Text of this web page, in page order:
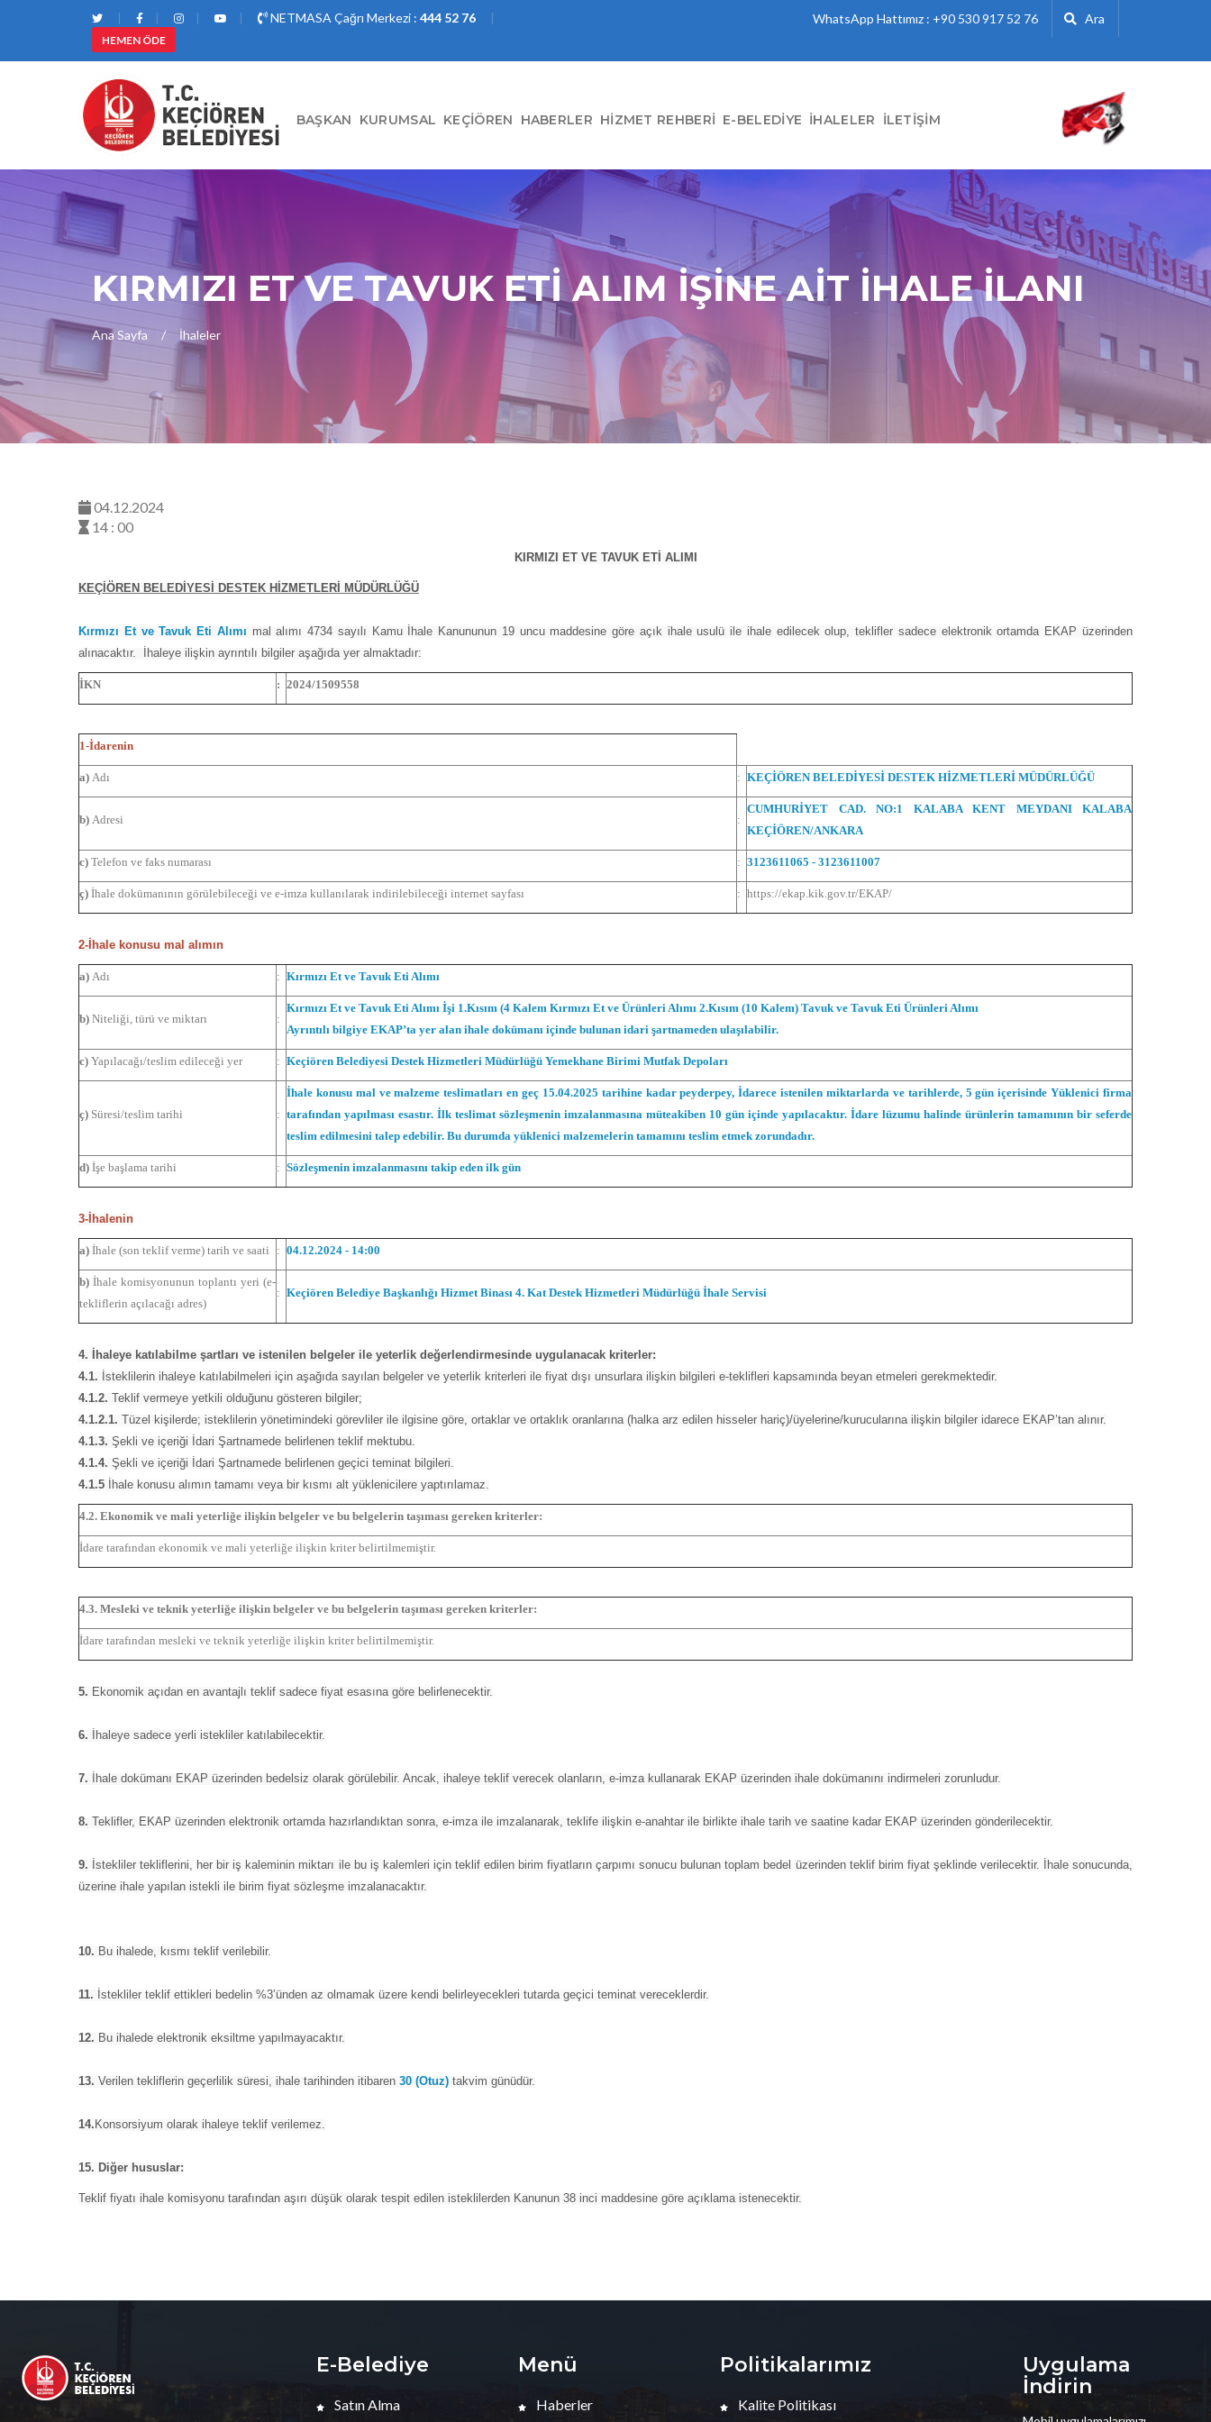
NETMASA Çağrı Merkezi : 444 52 76
HEMEN ÖDE
WhatsApp Hattımız : +90 530 917 52 76 Ara
BAŞKAN KURUMSAL KEÇIÖREN HABERLER HIZMET REHBERI E-BELEDIYE İHALELER İLETIŞIM
KIRMIZI ET VE TAVUK ETİ ALIM İŞİNE AİT İHALE İLANI
Ana Sayfa İhaleler
04.12.2024
14 : 00
KIRMIZI ET VE TAVUK ETİ ALIMI
KEÇİÖREN BELEDİYESİ DESTEK HİZMETLERİ MÜDÜRLÜĞÜ
Kırmızı Et ve Tavuk Eti Alımı mal alımı 4734 sayılı Kamu İhale Kanununun 19 uncu maddesine göre açık ihale usulü ile ihale edilecek olup, teklifler sadece elektronik ortamda EKAP üzerinden
alınacaktır. İhaleye ilişkin ayrıntılı bilgiler aşağıda yer almaktadır:
İKN : 2024/1509558
1-İdarenin
a) Adı : KEÇİÖREN BELEDİYESİ DESTEK HİZMETLERİ MÜDÜRLÜĞÜ
b) Adresi :
CUMHURİYET CAD. NO:1 KALABA KENT MEYDANI KALABA
KEÇİÖREN/ANKARA
c) Telefon ve faks numarası : 3123611065 - 3123611007
ç) İhale dokümanının görülebileceği ve e-imza kullanılarak indirilebileceği internet sayfası : https://ekap.kik.gov.tr/EKAP/
2-İhale konusu mal alımın
a) Adı : Kırmızı Et ve Tavuk Eti Alımı
b) Niteliği, türü ve miktarı :
Kırmızı Et ve Tavuk Eti Alımı İşi 1.Kısım (4 Kalem Kırmızı Et ve Ürünleri Alımı 2.Kısım (10 Kalem) Tavuk ve Tavuk Eti Ürünleri Alımı
Ayrıntılı bilgiye EKAP’ta yer alan ihale dokümanı içinde bulunan idari şartnameden ulaşılabilir.
c) Yapılacağı/teslim edileceği yer : Keçiören Belediyesi Destek Hizmetleri Müdürlüğü Yemekhane Birimi Mutfak Depoları
ç) Süresi/teslim tarihi :
İhale konusu mal ve malzeme teslimatları en geç 15.04.2025 tarihine kadar peyderpey, İdarece istenilen miktarlarda ve tarihlerde, 5 gün içerisinde Yüklenici firma
tarafından yapılması esastır. İlk teslimat sözleşmenin imzalanmasına müteakiben 10 gün içinde yapılacaktır. İdare lüzumu halinde ürünlerin tamamının bir seferde
teslim edilmesini talep edebilir. Bu durumda yüklenici malzemelerin tamamını teslim etmek zorundadır.
d) İşe başlama tarihi : Sözleşmenin imzalanmasını takip eden ilk gün
3-İhalenin
a) İhale (son teklif verme) tarih ve saati : 04.12.2024 - 14:00
b) İhale komisyonunun toplantı yeri (e-
tekliflerin açılacağı adres)
: Keçiören Belediye Başkanlığı Hizmet Binası 4. Kat Destek Hizmetleri Müdürlüğü İhale Servisi
4. İhaleye katılabilme şartları ve istenilen belgeler ile yeterlik değerlendirmesinde uygulanacak kriterler:
4.1. İsteklilerin ihaleye katılabilmeleri için aşağıda sayılan belgeler ve yeterlik kriterleri ile fiyat dışı unsurlara ilişkin bilgileri e-teklifleri kapsamında beyan etmeleri gerekmektedir.
4.1.2. Teklif vermeye yetkili olduğunu gösteren bilgiler;
4.1.2.1. Tüzel kişilerde; isteklilerin yönetimindeki görevliler ile ilgisine göre, ortaklar ve ortaklık oranlarına (halka arz edilen hisseler hariç)/üyelerine/kurucularına ilişkin bilgiler idarece EKAP’tan alınır.
4.1.3. Şekli ve içeriği İdari Şartnamede belirlenen teklif mektubu.
4.1.4. Şekli ve içeriği İdari Şartnamede belirlenen geçici teminat bilgileri.
4.1.5 İhale konusu alımın tamamı veya bir kısmı alt yüklenicilere yaptırılamaz.
4.2. Ekonomik ve mali yeterliğe ilişkin belgeler ve bu belgelerin taşıması gereken kriterler:
İdare tarafından ekonomik ve mali yeterliğe ilişkin kriter belirtilmemiştir.
4.3. Mesleki ve teknik yeterliğe ilişkin belgeler ve bu belgelerin taşıması gereken kriterler:
İdare tarafından mesleki ve teknik yeterliğe ilişkin kriter belirtilmemiştir.
5. Ekonomik açıdan en avantajlı teklif sadece fiyat esasına göre belirlenecektir.
6. İhaleye sadece yerli istekliler katılabilecektir.
7. İhale dokümanı EKAP üzerinden bedelsiz olarak görülebilir. Ancak, ihaleye teklif verecek olanların, e-imza kullanarak EKAP üzerinden ihale dokümanını indirmeleri zorunludur.
8. Teklifler, EKAP üzerinden elektronik ortamda hazırlandıktan sonra, e-imza ile imzalanarak, teklife ilişkin e-anahtar ile birlikte ihale tarih ve saatine kadar EKAP üzerinden gönderilecektir.
9. İstekliler tekliflerini, her bir iş kaleminin miktarı ile bu iş kalemleri için teklif edilen birim fiyatların çarpımı sonucu bulunan toplam bedel üzerinden teklif birim fiyat şeklinde verilecektir. İhale sonucunda,
üzerine ihale yapılan istekli ile birim fiyat sözleşme imzalanacaktır.
10. Bu ihalede, kısmı teklif verilebilir.
11. İstekliler teklif ettikleri bedelin %3’ünden az olmamak üzere kendi belirleyecekleri tutarda geçici teminat vereceklerdir.
12. Bu ihalede elektronik eksiltme yapılmayacaktır.
13. Verilen tekliflerin geçerlilik süresi, ihale tarihinden itibaren 30 (Otuz) takvim günüdür.
14. Konsorsiyum olarak ihaleye teklif verilemez.
15. Diğer hususlar:
Teklif fiyatı ihale komisyonu tarafından aşırı düşük olarak tespit edilen isteklilerden Kanunun 38 inci maddesine göre açıklama istenecektir.
E-Belediye
Satın Alma
Menü
Haberler
Politikalarımız
Kalite Politikası
Uygulama
İndirin